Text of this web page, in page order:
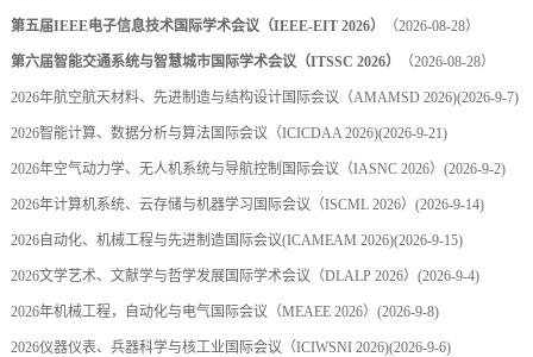
第五届IEEE电子信息技术国际学术会议（IEEE-EIT 2026） （2026-08-28）
第六届智能交通系统与智慧城市国际学术会议（ITSSC 2026） （2026-08-28）
2026年航空航天材料、先进制造与结构设计国际会议（AMAMSD 2026)(2026-9-7)
2026智能计算、数据分析与算法国际会议（ICICDAA 2026)(2026-9-21)
2026年空气动力学、无人机系统与导航控制国际会议（IASNC 2026） (2026-9-2)
2026年计算机系统、云存储与机器学习国际会议（ISCML 2026） (2026-9-14)
2026自动化、机械工程与先进制造国际会议(ICAMEAM 2026)(2026-9-15)
2026文学艺术、文献学与哲学发展国际学术会议（DLALP 2026） (2026-9-4)
2026年机械工程，自动化与电气国际会议（MEAEE 2026） (2026-9-8)
2026仪器仪表、兵器科学与核工业国际会议（ICIWSNI 2026)(2026-9-6)